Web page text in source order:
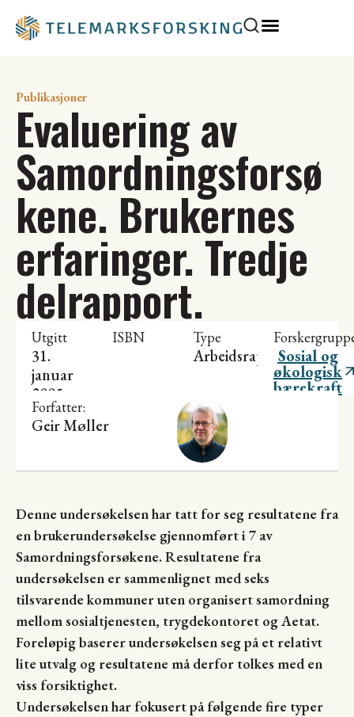
Publikasjoner
Evaluering av
Samordningsforsø
kene. Brukernes
erfaringer. Tredje
delrapport.
Utgitt
31.
januar
2005
ISBN Type
ArbeidsrapportSosial og
økologisk
bærekraft
Forfatter:
Geir Møller
Denne undersøkelsen har tatt for seg resultatene fra
en brukerundersøkelse gjennomført i 7 av
Samordningsforsøkene. Resultatene fra
undersøkelsen er sammenlignet med seks
tilsvarende kommuner uten organisert samordning
mellom sosialtjenesten, trygdekontoret og Aetat.
Foreløpig baserer undersøkelsen seg på et relativt
lite utvalg og resultatene må derfor tolkes med en
viss forsiktighet.
Undersøkelsen har fokusert på følgende fire typer